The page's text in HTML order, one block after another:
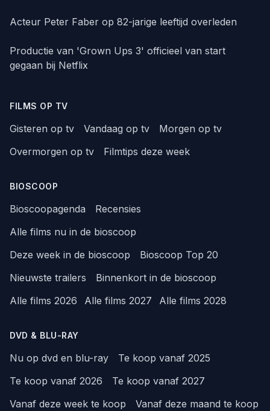
Acteur Peter Faber op 82-jarige leeftijd overleden
Productie van 'Grown Ups 3' officieel van start
gegaan bij Netflix
FILMS OP TV
Gisteren op tv Vandaag op tv
Morgen op tv
Overmorgen op tv
Filmtips deze week
BIOSCOOP
Bioscoopagenda
Recensies
Alle films nu in de bioscoop
Deze week in de bioscoop
Bioscoop Top 20
Nieuwste trailers
Binnenkort in de bioscoop
Alle films 2026
Alle films 2027 Alle films 2028
DVD & BLU-RAY
Nu op dvd en blu-ray
Te koop vanaf 2025
Te koop vanaf 2026
Te koop vanaf 2027
Vanaf deze week te koop
Vanaf deze maand te koop